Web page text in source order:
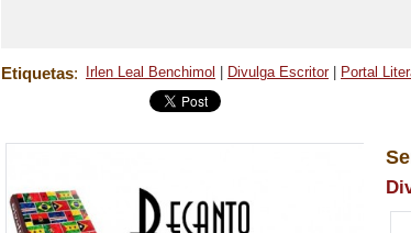
Etiquetas: Irlen Leal Benchimol Divulga Escritor Portal